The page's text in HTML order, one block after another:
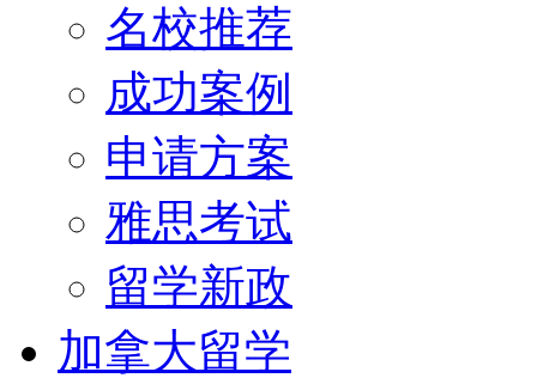
名校推荐
成功案例
申请方案
雅思考试
留学新政
加拿大留学